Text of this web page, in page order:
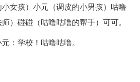
女孩）小元（调皮的小男孩）咕噜
）碰碰（咕噜咕噜的帮手）可可。
：学校！咕噜咕噜。